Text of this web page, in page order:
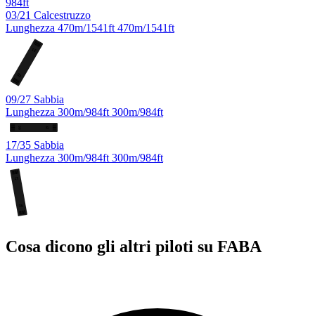
03/21 Calcestruzzo
Lunghezza 470m/1541ft 470m/1541ft
09/27 Sabbia
Lunghezza 300m/984ft 300m/984ft
17/35 Sabbia
Lunghezza 300m/984ft 300m/984ft
Cosa dicono gli altri piloti su FABA